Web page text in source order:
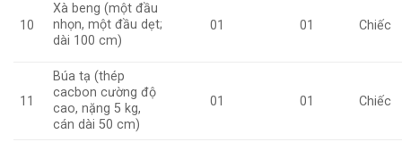
10
Xà beng (một đầu
nhọn, một đầu dẹt;
dài 100 cm)
01 01 Chiếc
11
Búa tạ (thép
cacbon cường độ
cao, nặng 5 kg,
cán dài 50 cm)
01 01 Chiếc